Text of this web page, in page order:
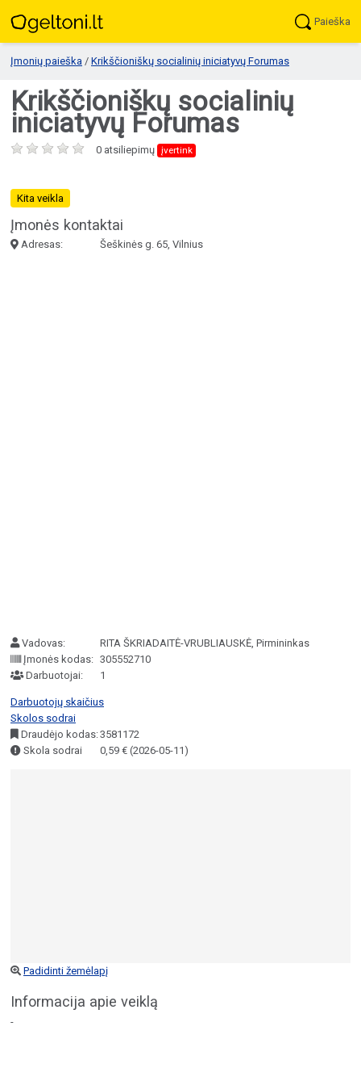
Paieška
Įmonių paieška / Krikščioniškų socialinių iniciatyvų Forumas
Krikščioniškų socialinių
iniciatyvų Forumas
0 atsiliepimų įvertink
Kita veikla
Įmonės kontaktai
Adresas: Šeškinės g. 65, Vilnius
Vadovas:
RITA ŠKRIADAITĖ-VRUBLIAUSKĖ, Pirmininkas
Įmonės kodas: 305552710
Darbuotojai:
1
Darbuotojų skaičius
Skolos sodrai
Draudėjo kodas:3581172
Skola sodrai
0,59 € (2026-05-11)
Padidinti žemėlapį
Informacija apie veiklą
-